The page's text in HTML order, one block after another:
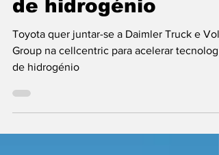
acelerar tecnologia
de hidrogénio
Toyota quer juntar-se a Daimler Truck e
Group na cellcentric para acelerar